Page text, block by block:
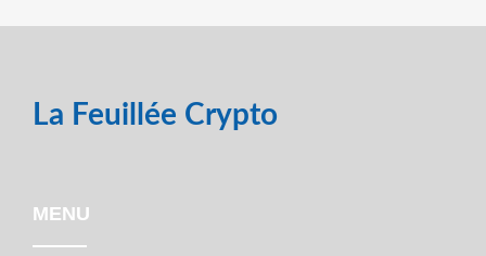
La Feuillée Crypto
MENU